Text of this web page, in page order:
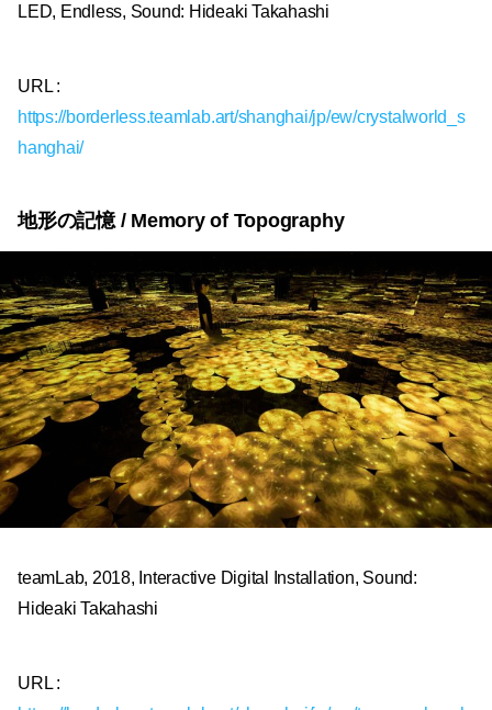
LED, Endless, Sound: Hideaki Takahashi
URL :
https://borderless.teamlab.art/shanghai/jp/ew/crystalworld_s
hanghai/
地形の記憶 / Memory of Topography
teamLab, 2018, Interactive Digital Installation, Sound:
Hideaki Takahashi
URL :